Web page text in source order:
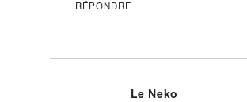
RÉPONDRE
Le Neko